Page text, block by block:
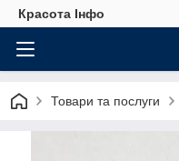
Красота Інфо
Товари та послуги